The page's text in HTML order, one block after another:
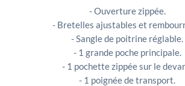
- Ouverture zippée.
- Bretelles ajustables et
- Sangle de poitrine réglable.
- 1 grande poche principale.
- 1 pochette zippée sur le
- 1 poignée de transport.